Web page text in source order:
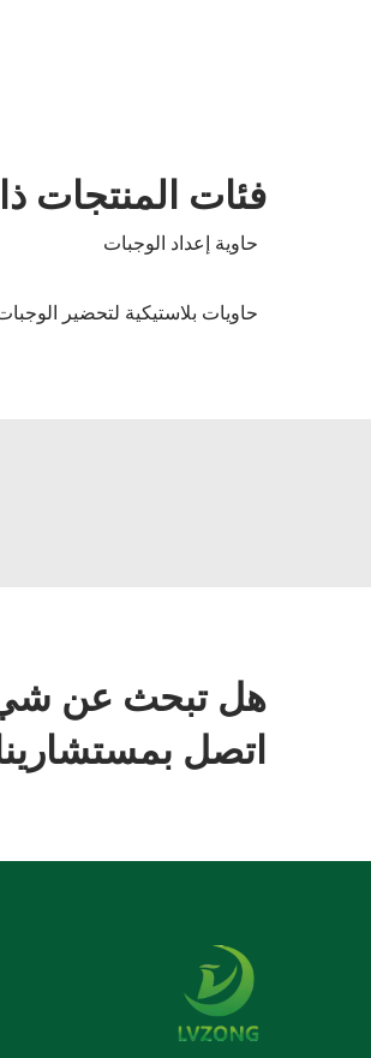
فئات المنتجات
حاوية إعداد الوجبات
حاويات بلاستيكية لتحضير
هل تبحث عن
اتصل